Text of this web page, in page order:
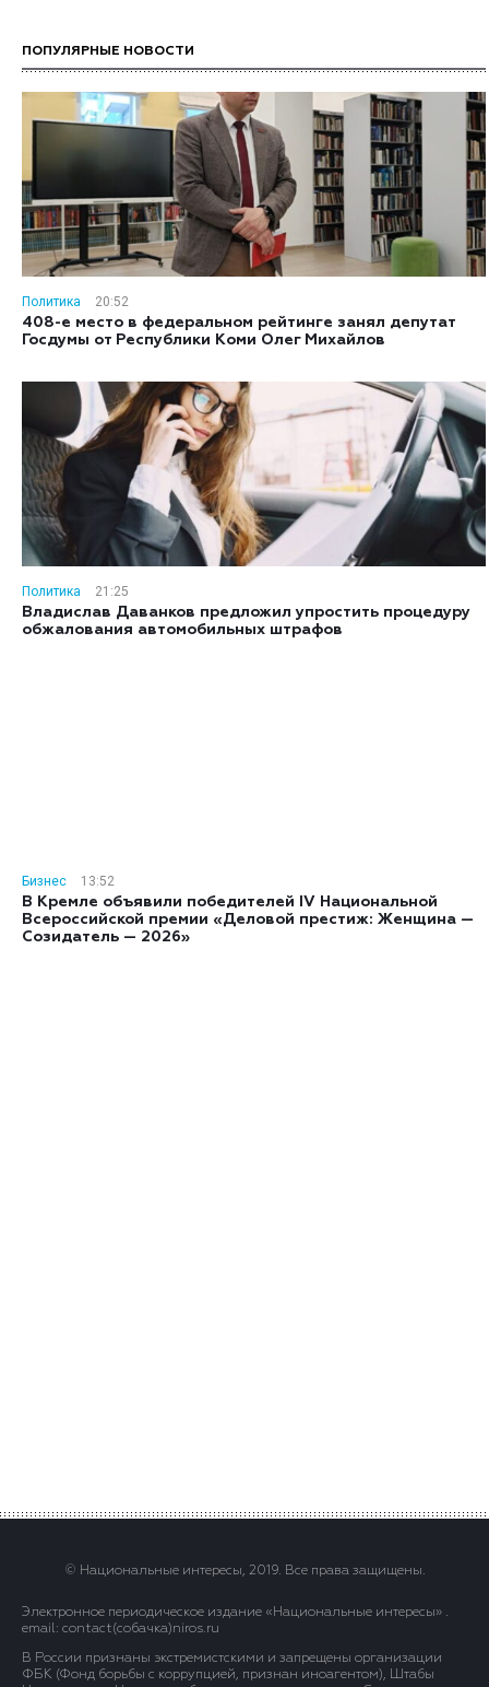
ПОПУЛЯРНЫЕ НОВОСТИ
Политика
20:52
408-е место в федеральном рейтинге занял депутат
Госдумы от Республики Коми Олег Михайлов
Политика
21:25
Владислав Даванков предложил упростить процедуру
обжалования автомобильных штрафов
Бизнес
13:52
В Кремле объявили победителей IV Национальной
Всероссийской премии «Деловой престиж: Женщина —
Созидатель — 2026»
© Национальные интересы, 2019. Все права защищены.
Электронное периодическое издание «Национальные интересы» .
email: contact(сoбaчка)niros.ru
В России признаны экстремистскими и запрещены организации
ФБК (Фонд борьбы с коррупцией, признан иноагентом), Штабы